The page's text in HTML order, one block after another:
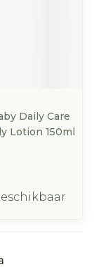
Daily Care
Lotion 150ml